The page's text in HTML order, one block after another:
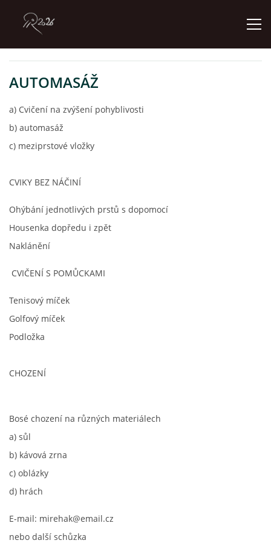
GALERIE
KONTAKT
© 2026 eStránky.cz
AUTOMASÁŽ
a) Cvičení na zvýšení pohyblivosti
b) automasáž
c) meziprstové vložky
CVIKY BEZ NÁČINÍ
Ohýbání jednotlivých prstů s dopomocí
Housenka dopředu i zpět
Naklánění
CVIČENÍ S POMŮCKAMI
Tenisový míček
Golfový míček
Podložka
CHOZENÍ
Bosé chození na různých materiálech
a) sůl
b) kávová zrna
c) oblázky
d) hrách
E-mail: mirehak@email.cz
nebo další schůzka